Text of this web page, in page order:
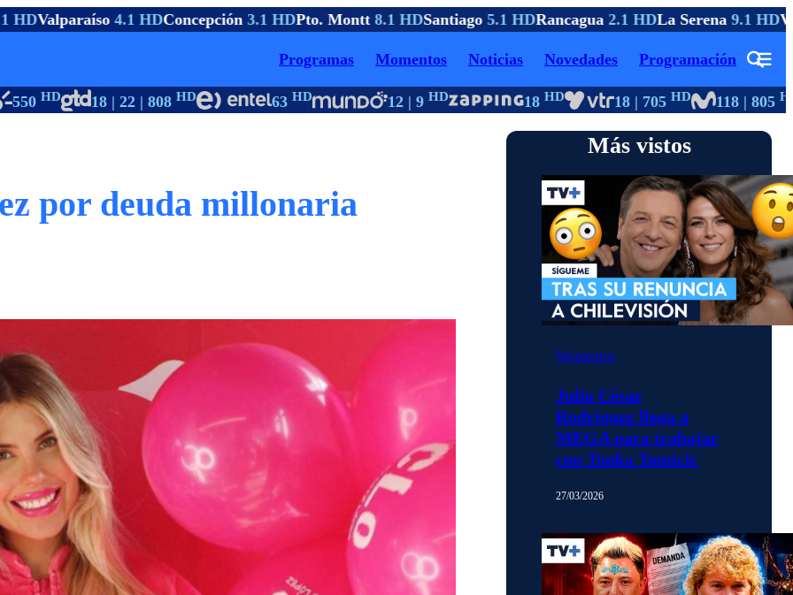
Valparaíso4.1 HDConcepción3.1 HDPto. Montt8.1 HDSantiago5.1 HDRancagua2.1 HDLa Serena9.1 HD
Programas Momentos Noticias Novedades Programación
HD 18 | 22 | 808HD 63HD 12 | 9HD 18HD 18 | 705HD 118 | 805HD
por deuda millonaria
Más vistos
Momentos
Julio César
Rodríguez llega a
MEGA para trabajar
con Tonka Tomicic
27/03/2026